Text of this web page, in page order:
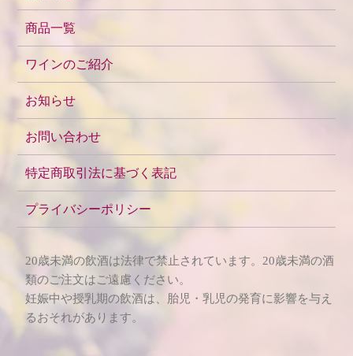
商品一覧
ワインのご紹介
お知らせ
お問い合わせ
特定商取引法に基づく表記
プライバシーポリシー
20歳未満の飲酒は法律で禁止されています。20歳未満の酒
類のご注文はご遠慮ください。
妊娠中や授乳期の飲酒は、胎児・乳児の発育に影響を与え
るおそれがあります。